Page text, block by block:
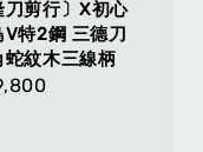
刀剪行〕X初心
V特2鋼 三德刀
蛇紋木三線柄